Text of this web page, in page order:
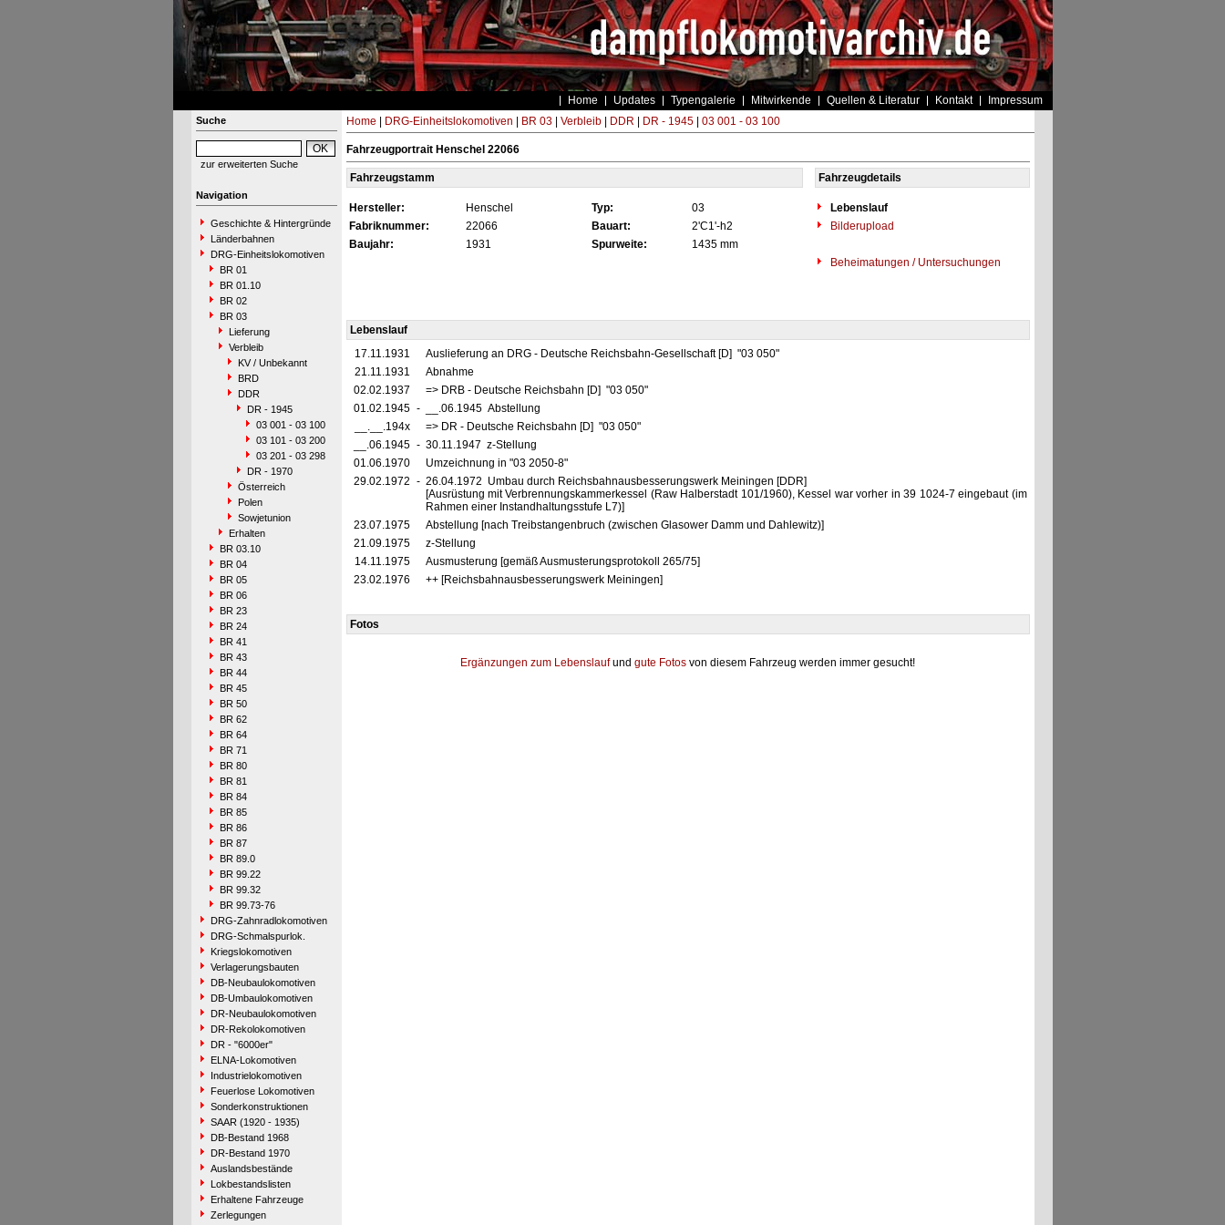
Home Updates Typengalerie Mitwirkende Quellen & Literatur Kontakt Impressum
Suche
zur erweiterten Suche
Navigation
Geschichte & Hintergründe
Länderbahnen
DRG-Einheitslokomotiven
BR 01
BR 01.10
BR 02
BR 03
Lieferung
Verbleib
KV / Unbekannt
BRD
DDR
DR - 1945
03 001 - 03 100
03 101 - 03 200
03 201 - 03 298
DR - 1970
Österreich
Polen
Sowjetunion
Erhalten
BR 03.10
BR 04
BR 05
BR 06
BR 23
BR 24
BR 41
BR 43
BR 44
BR 45
BR 50
BR 62
BR 64
BR 71
BR 80
BR 81
BR 84
BR 85
BR 86
BR 87
BR 89.0
BR 99.22
BR 99.32
BR 99.73-76
DRG-Zahnradlokomotiven
DRG-Schmalspurlok.
Kriegslokomotiven
Verlagerungsbauten
DB-Neubaulokomotiven
DB-Umbaulokomotiven
DR-Neubaulokomotiven
DR-Rekolokomotiven
DR - "6000er"
ELNA-Lokomotiven
Industrielokomotiven
Feuerlose Lokomotiven
Sonderkonstruktionen
SAAR (1920 - 1935)
DB-Bestand 1968
DR-Bestand 1970
Auslandsbestände
Lokbestandslisten
Erhaltene Fahrzeuge
Zerlegungen
Home DRG-Einheitslokomotiven BR 03| Verbleib| DDR DR - 1945| 03 001 - 03 100
Fahrzeugportrait Henschel 22066
Fahrzeugstamm Fahrzeugdetails
Hersteller: Henschel Typ: 03
Lebenslauf
Fabriknummer:
22066 Bauart: 2'C1'-h2
Bilderupload
Baujahr:
1931 Spurweite:
1435 mm
Beheimatungen / Untersuchungen
Lebenslauf
17.11.1931
Auslieferung an DRG - Deutsche Reichsbahn-Gesellschaft [D] "03 050"
21.11.1931
Abnahme
02.02.1937
=> DRB - Deutsche Reichsbahn [D] "03 050"
01.02.1945 -
__.06.1945 Abstellung
__.__.194x
=> DR - Deutsche Reichsbahn [D] "03 050"
__.06.1945 - 30.11.1947 z-Stellung
01.06.1970
Umzeichnung in "03 2050-8"
29.02.1972 - 26.04.1972 Umbau durch Reichsbahnausbesserungswerk Meiningen [DDR]
[Ausrüstung mit Verbrennungskammerkessel (Raw Halberstadt 101/1960), Kessel war vorher in 39 1024-7 eingebaut (im
Rahmen einer Instandhaltungsstufe L7)]
23.07.1975
Abstellung [nach Treibstangenbruch (zwischen Glasower Damm und Dahlewitz)]
21.09.1975
z-Stellung
14.11.1975
Ausmusterung [gemäß Ausmusterungsprotokoll 265/75]
23.02.1976
++ [Reichsbahnausbesserungswerk Meiningen]
Fotos
Ergänzungen zum Lebenslaufund gute Fotos von diesem Fahrzeug werden immer gesucht!